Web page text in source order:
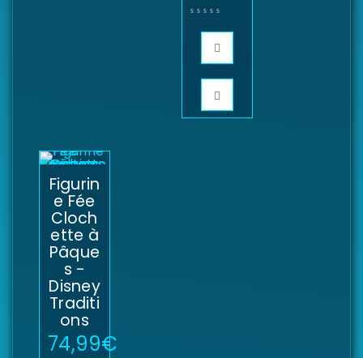
Figurin
e Fée
Cloch
ette à
Pâque
s -
Disney
Traditi
ons
74,99€